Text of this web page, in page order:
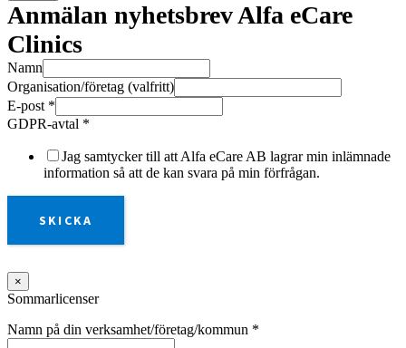
Anmälan nyhetsbrev Alfa eCare
Clinics
Namn
Organisation/företag (valfritt)
E-post *
GDPR-avtal *
Jag samtycker till att Alfa eCare AB lagrar min inlämnade
information så att de kan svara på min förfrågan.
SKICKA
×
Sommarlicenser
Namn på din verksamhet/företag/kommun *